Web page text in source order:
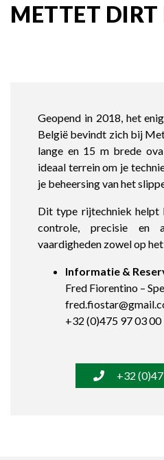
METTET DIRT
Geopend in 2018, het
België bevindt zich bij
lange en 15 m brede
ideaal terrein om je
je beheersing van het
Dit type rijtechniek helpt
controle, precisie en
vaardigheden zowel op
Informatie &
Fred Fiorentino –
+32 (0)475 97 03 00
+32